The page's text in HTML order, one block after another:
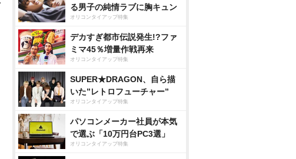
る男子の純情ラブに胸キュン
オリコンタイアップ特集
デカすぎ都市伝説発生!?ファ
ミマ45％増量作戦再来
オリコンタイアップ特集
SUPER★DRAGON、自ら描
いた”レトロフューチャー”
オリコンタイアップ特集
パソコンメーカー社員が本気
で選ぶ「10万円台PC3選」
オリコンタイアップ特集